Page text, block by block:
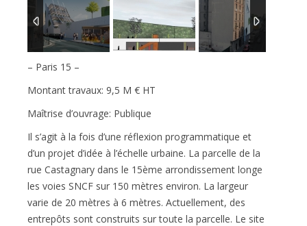
– Paris 15 –
Montant travaux: 9,5 M € HT
Maîtrise d’ouvrage: Publique
Il s’agit à la fois d’une réflexion programmatique et
d’un projet d’idée à l’échelle urbaine. La parcelle de la
rue Castagnary dans le 15ème arrondissement longe
les voies SNCF sur 150 mètres environ. La largeur
varie de 20 mètres à 6 mètres. Actuellement, des
entrepôts sont construits sur toute la parcelle. Le site